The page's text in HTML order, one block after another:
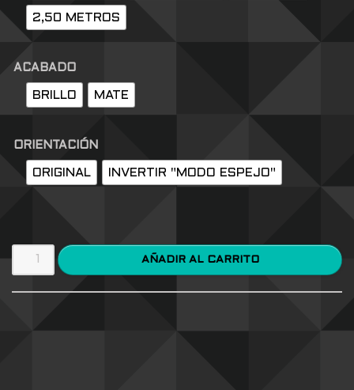
2,50 METROS
ACABADO
BRILLO MATE
ORIENTACIÓN
ORIGINAL INVERTIR "MODO ESPEJO"
AÑADIR AL CARRITO